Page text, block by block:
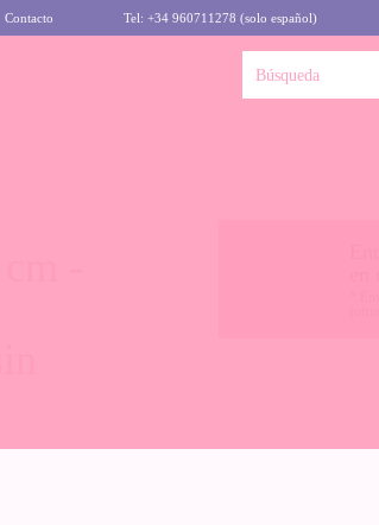
Contacto Tel: +34 960711278 (solo español)